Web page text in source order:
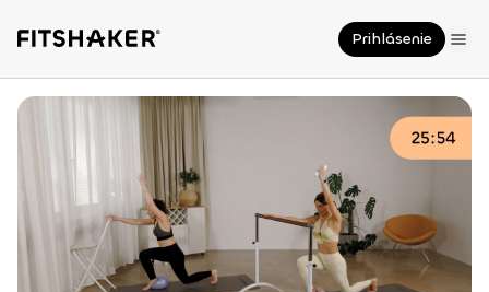
Prihlásenie